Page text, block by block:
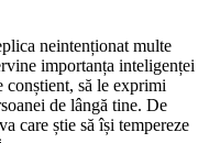
neintenționat multe
importanța inteligenței
conștient, să le exprimi
de lângă tine. De
care știe să își tempereze